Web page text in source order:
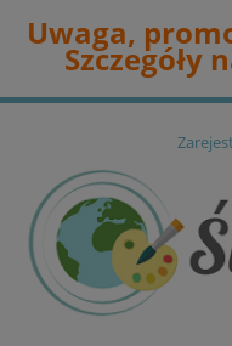
Uwaga,
Szczegóły